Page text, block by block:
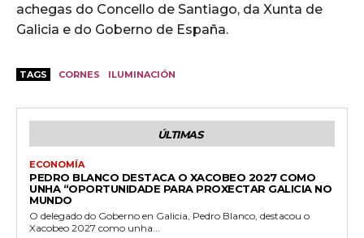
achegas do Concello de Santiago, da Xunta de
Galicia e do Goberno de España.
TAGS CORNES ILUMINACIÓN
ÚLTIMAS
ECONOMÍA
PEDRO BLANCO DESTACA O XACOBEO 2027 COMO
UNHA “OPORTUNIDADE PARA PROXECTAR GALICIA NO
MUNDO
O delegado do Goberno en Galicia, Pedro Blanco, destacou o
Xacobeo 2027 como unha...